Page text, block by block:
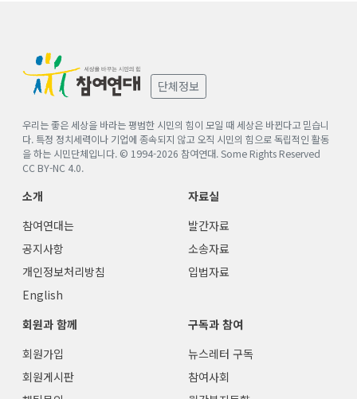
단체정보
우리는 좋은 세상을 바라는 평범한 시민의 힘이 모일 때 세상은 바뀐다고 믿습니
다. 특정 정치세력이나 기업에 종속되지 않고 오직 시민의 힘으로 독립적인 활동
을 하는 시민단체입니다. © 1994-2026 참여연대. Some Rights Reserved
CC BY-NC 4.0.
소개
참여연대는
공지사항
개인정보처리방침
English
자료실
발간자료
소송자료
입법자료
회원과 함께
회원가입
회원게시판
구독과 참여
뉴스레터 구독
참여사회